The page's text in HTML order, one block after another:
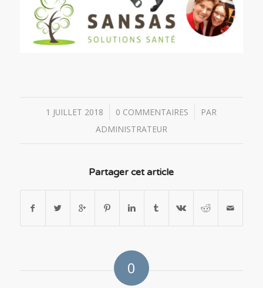
1 JUILLET 2018
/ 0 COMMENTAIRES
/
PAR
ADMINISTRATEUR
Partager cet article
0